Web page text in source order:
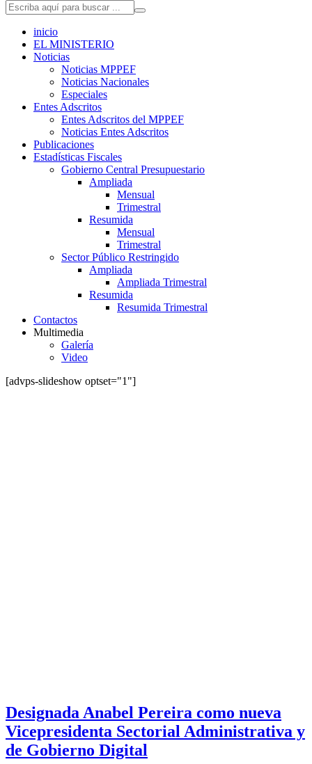
inicio
EL MINISTERIO
Noticias
Noticias MPPEF
Noticias Nacionales
Especiales
Entes Adscritos
Entes Adscritos del MPPEF
Noticias Entes Adscritos
Publicaciones
Estadísticas Fiscales
Gobierno Central Presupuestario
Ampliada
Mensual
Trimestral
Resumida
Mensual
Trimestral
Sector Público Restringido
Ampliada
Ampliada Trimestral
Resumida
Resumida Trimestral
Contactos
Multimedia
Galería
Video
[advps-slideshow optset="1"]
Designada Anabel Pereira como nueva
Vicepresidenta Sectorial Administrativa y
de Gobierno Digital